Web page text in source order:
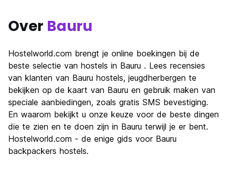
Over Bauru
Hostelworld.com brengt je online boekingen bij de
beste selectie van hostels in Bauru . Lees recensies
van klanten van Bauru hostels, jeugdherbergen te
bekijken op de kaart van Bauru en gebruik maken van
speciale aanbiedingen, zoals gratis SMS bevestiging.
En waarom bekijkt u onze keuze voor de beste dingen
die te zien en te doen zijn in Bauru terwijl je er bent.
Hostelworld.com - de enige gids voor Bauru
backpackers hostels.